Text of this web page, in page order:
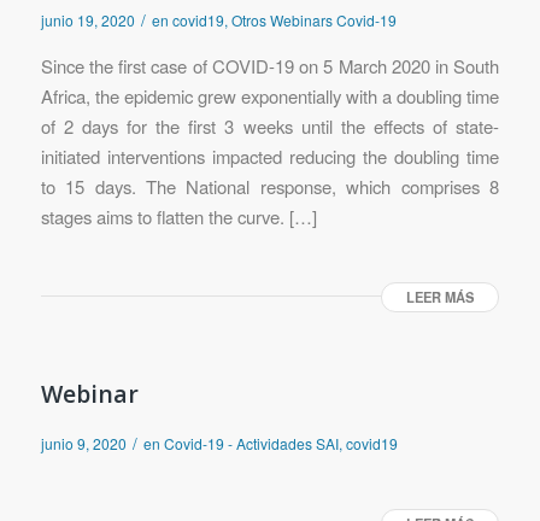
junio 19, 2020 / en covid19, Otros Webinars Covid-19
Since the first case of COVID-19 on 5 March 2020 in South
Africa, the epidemic grew exponentially with a doubling time
of 2 days for the first 3 weeks until the effects of state-
initiated interventions impacted reducing the doubling time
to 15 days. The National response, which comprises 8
stages aims to flatten the curve. […]
LEER MÁS
Webinar
junio 9, 2020 / en Covid-19 - Actividades SAI, covid19